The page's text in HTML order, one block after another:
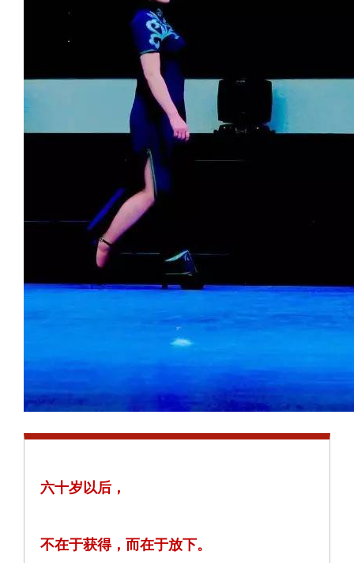
六十岁以后，
不在于获得，而在于放下。